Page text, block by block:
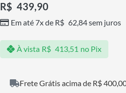
R$ 439,90
Em até 7x de R$ 62,84sem juros
À vista R$ 413,51 no Pix
Frete Grátis acima de R$